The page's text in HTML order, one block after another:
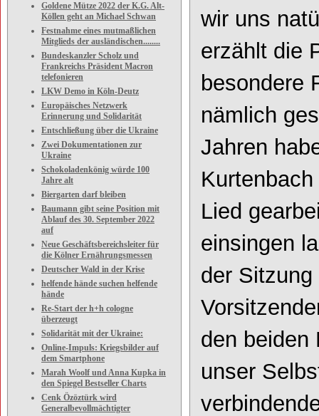
Goldene Mütze 2022 der K.G. Alt-
Köllen geht an Michael Schwan
Festnahme eines mutmaßlichen
Mitglieds der ausländischen........
Bundeskanzler Scholz und
Frankreichs Präsident Macron
telefonieren
LKW Demo in Köln-Deutz
Europäisches Netzwerk
Erinnerung und Solidarität
Entschließung über die Ukraine
Zwei Dokumentationen zur
Ukraine
Schokoladenkönig würde 100
Jahre alt
Biergarten darf bleiben
Baumann gibt seine Position mit
Ablauf des 30. September 2022
auf
Neue Geschäftsbereichsleiter für
die Kölner Ernährungsmessen
Deutscher Wald in der Krise
helfende hände suchen helfende
hände
Re-Start der h+h cologne
überzeugt
Solidarität mit der Ukraine:
Online-Impuls: Kriegsbilder auf
dem Smartphone
Marah Woolf und Anna Kupka in
den Spiegel Bestseller Charts
Cenk Özöztürk wird
Generalbevollmächtigter
wir uns
erzählt die
besondere
nämlich
Jahren
Lied
einsingen
der Sitzung
den beiden
unser